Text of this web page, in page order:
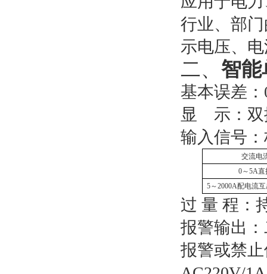
行业、部
示电压、
二、 智能
基本误差：
显
示：
输入信号
交流电
0～5A直
5～2000A配电流
过 量 程：
报警输出
报警或禁